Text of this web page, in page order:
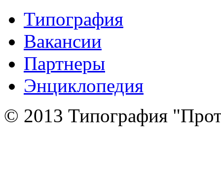
Типография
Вакансии
Партнеры
Энциклопедия
© 2013 Типография